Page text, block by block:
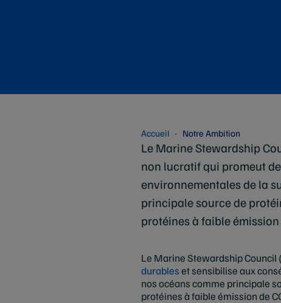
Accueil Notre Ambition
Le Marine Stewardship
non lucratif qui promeut
environnementales de la
principale source de
protéines à faible
Le Marine Stewardship Council
durableset sensibilise aux
nos océans comme principale
protéines à faible émission de